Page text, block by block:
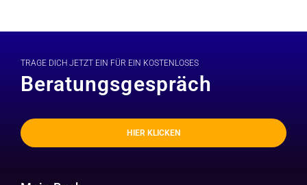
TRAGE DICH JETZT EIN FÜR EIN KOSTENLOSES
Beratungsgespräch
HIER KLICKEN